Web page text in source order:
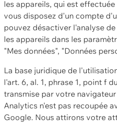
les appareils, qui est
vous disposez d'un compte
pouvez désactiver l'analyse
les appareils dans les
"Mes données", "Données
La base juridique de
l'art. 6, al. 1, phrase 1, point f
transmise par votre
Analytics n'est pas recoupée
Google. Nous attirons votre